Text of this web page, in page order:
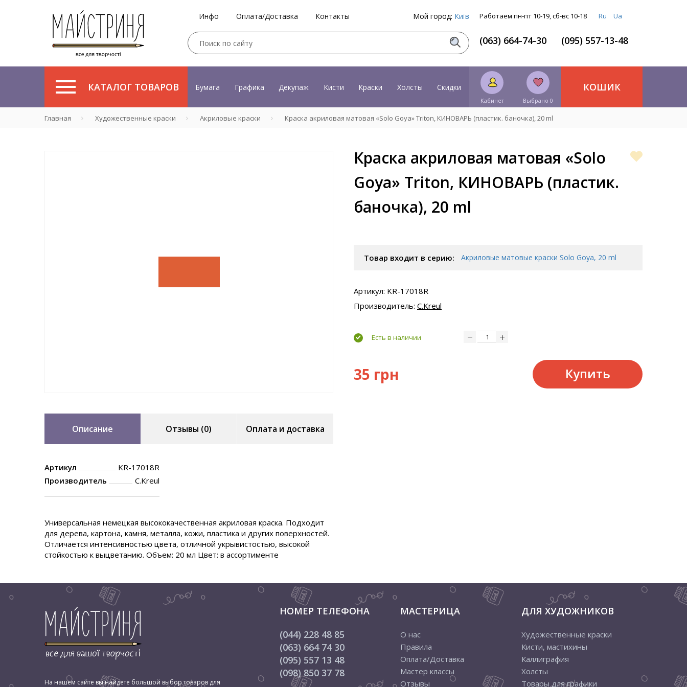
Инфо Оплата/Доставка Контакты Мой город: Київ Работаем пн-пт 10-19, сб-вс 10-18 Ru Ua
(063) 664-74-30 (095) 557-13-48
КАТАЛОГ ТОВАРОВ Бумага Графика Декупаж Кисти Краски Холсты Скидки
Кабинет Выбрано 0
КОШИК
Главная Художественные краски Акриловые краски Краска акриловая матовая «Solo Goya» Triton, КИНОВАРЬ (пластик. баночка), 20 ml
Описание Отзывы (0) Оплата и доставка
Артикул
KR-17018R
Производитель
C.Kreul
Универсальная немецкая высококачественная акриловая краска. Подходит
для дерева, картона, камня, металла, кожи, пластика и других поверхностей.
Отличается интенсивностью цвета, отличной укрывистостью, высокой
стойкостью к выцветанию. Объем: 20 мл Цвет: в ассортименте
Краска акриловая матовая «Solo
Goya» Triton, КИНОВАРЬ (пластик.
баночка), 20 ml
Товар входит в серию: Акриловые матовые краски Solo Goya, 20 ml
Артикул: KR-17018R
Производитель: C.Kreul
Есть в наличии
35 грн Купить
На нашем сайте вы найдете большой выбор товаров для
НОМЕР ТЕЛЕФОНА
(044) 228 48 85
(063) 664 74 30
(095) 557 13 48
(098) 850 37 78
МАСТЕРИЦА
О нас
Правила
Оплата/Доставка
Мастер классы
Отзывы
ДЛЯ ХУДОЖНИКОВ
Художественные краски
Кисти, мастихины
Каллиграфия
Холсты
Товары для графики